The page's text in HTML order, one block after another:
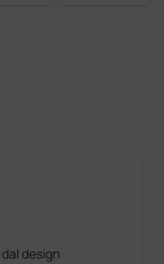
design